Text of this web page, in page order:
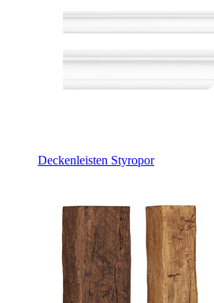
Deckenleisten Styropor